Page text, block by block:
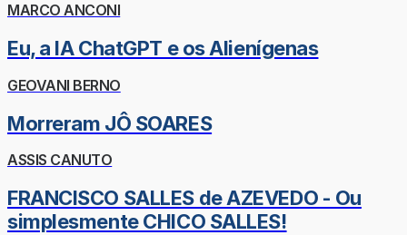
MARCO ANCONI
Eu, a IA ChatGPT e os Alienígenas
GEOVANI BERNO
Morreram JÔ SOARES
ASSIS CANUTO
FRANCISCO SALLES de AZEVEDO - Ou
simplesmente CHICO SALLES!